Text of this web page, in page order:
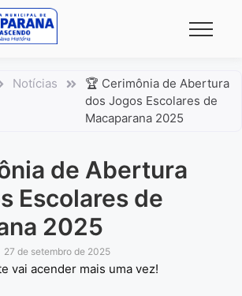
Notícias
🏆 Cerimônia de Abertura
dos Jogos Escolares de
Macaparana 2025
de Abertura
Escolares de
2025
27 de setembro de 2025
vai acender mais uma vez!